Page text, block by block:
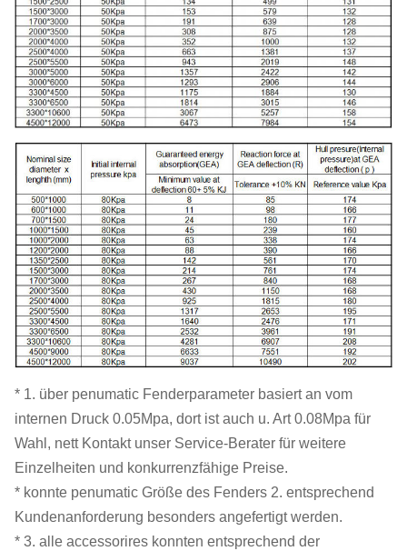
* 1. über penumatic Fenderparameter basiert an vom
internen Druck 0.05Mpa, dort ist auch u. Art 0.08Mpa für
Wahl, nett Kontakt unser Service-Berater für weitere
Einzelheiten und konkurrenzfähige Preise.
* konnte penumatic Größe des Fenders 2. entsprechend
Kundenanforderung besonders angefertigt werden.
* 3. alle accessorires konnten entsprechend der